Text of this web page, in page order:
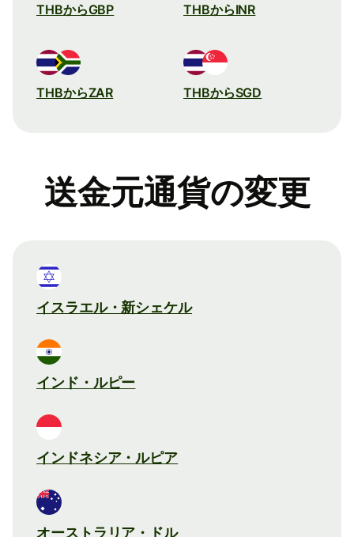
THBからGBP THBからINR
THBからZAR THBからSGD
送金元通貨の変更
イスラエル・新シェケル
インド・ルピー
インドネシア・ルピア
オーストラリア・ドル